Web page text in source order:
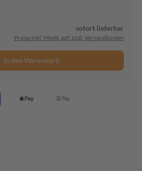
sofort lieferbar
Preise inkl. MwSt. ggf. zzgl. Versandkosten
In den Warenkorb